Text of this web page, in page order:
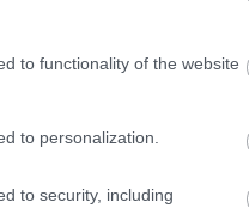
to functionality of the website
to personalization.
to security, including